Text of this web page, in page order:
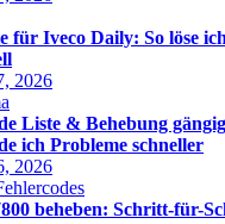
für Iveco Daily: So löse
2026
Liste & Behebung
ich Probleme schneller
2026
beheben: Schritt-für-